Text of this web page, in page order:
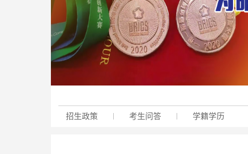
招生政策 考生问答 学籍学历